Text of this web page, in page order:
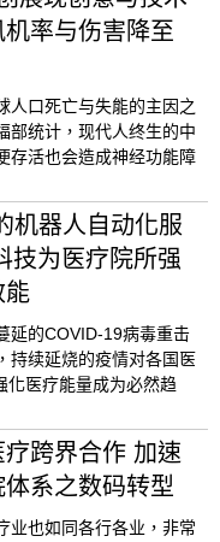
率与伤害降至
人口死亡与失能的主因之
部统计，现代人终生的中
存活也会造成神经功能障
机器人自动化服
技为医疗院所强
能
延的COVID-19病毒重击
持续延烧的疫情对各国医
化医疗能量成为必然趋
跨界合作 加速
系之数码转型
业也如同各行各业，非常